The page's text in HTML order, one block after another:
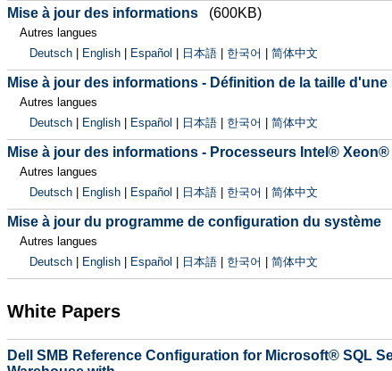
Mise à jour des informations (600KB)
Autres langues
Deutsch
English Español 日本語 한국어 简体中文
Mise à jour des informations - Définition de la taille
Autres langues
Deutsch
English Español 日本語 한국어 简体中文
Mise à jour des informations - Processeurs Intel® Xeon®
Autres langues
Deutsch
English Español 日本語 한국어 简体中文
Mise à jour du programme de configuration du système
Autres langues
Deutsch
English Español 日本語 한국어 简体中文
White Papers
Dell SMB Reference Configuration for Microsoft® SQL